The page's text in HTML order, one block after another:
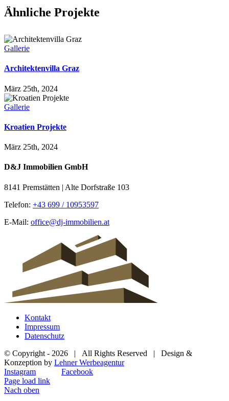
Ähnliche Projekte
Gallerie
Architektenvilla Graz
März 25th, 2024
Gallerie
Kroatien Projekte
März 25th, 2024
D&J Immobilien GmbH
8141 Premstätten | Alte Dorfstraße 103
Telefon: +43 699 / 10953597
E-Mail: office@dj-immobilien.at
Kontakt
Impressum
Datenschutz
© Copyright - 2026 | All Rights Reserved | Design &
Konzeption by Lehner Werbeagentur
Instagram
Facebook
Page load link
Nach oben